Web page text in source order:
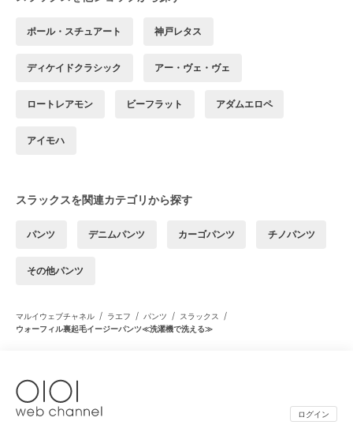
ポール・スチュアート 神戸レタス
ディケイドクラシック アー・ヴェ・ヴェ
ロートレアモン ビーフラット アダムエロペ
アイモハ
スラックスを関連カテゴリから探す
パンツ デニムパンツ カーゴパンツ チノパンツ
その他パンツ
マルイウェブチャネル / ラエフ / パンツ / スラックス /
ウォーフィル裏起毛イージーパンツ≪洗濯機で洗える≫
ログイン